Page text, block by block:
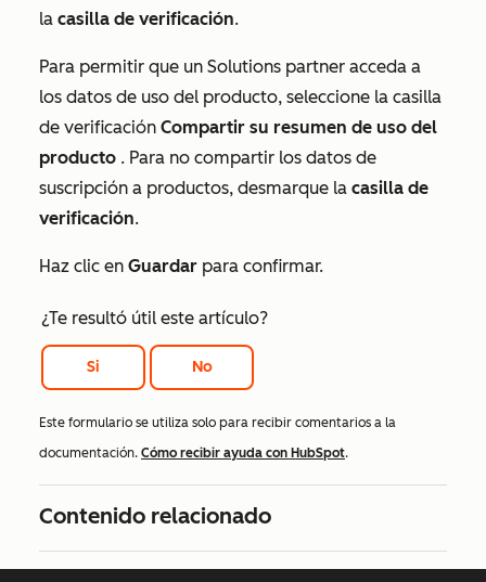
la casilla de verificación.
Para permitir que un Solutions partner acceda a
los datos de uso del producto, seleccione la casilla
de verificación Compartir su resumen de uso del
producto . Para no compartir los datos de
suscripción a productos, desmarque la casilla de
verificación.
Haz clic en Guardar para confirmar.
¿Te resultó útil este artículo?
Si No
Este formulario se utiliza solo para recibir comentarios a la
documentación. Cómo recibir ayuda con HubSpot.
Contenido relacionado